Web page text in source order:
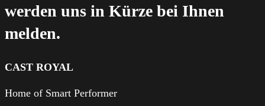
werden uns in Kürze bei Ihnen
melden.
CAST ROYAL
Home of Smart Performer